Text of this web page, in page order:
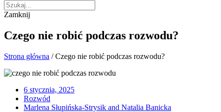
Zamknij
Czego nie robić podczas rozwodu?
Strona główna /Czego nie robić podczas rozwodu?
6 stycznia, 2025
Rozwód
Marlena Słupińska-Strysik and Natalia Banicka